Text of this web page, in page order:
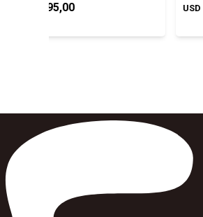
95,00 USD